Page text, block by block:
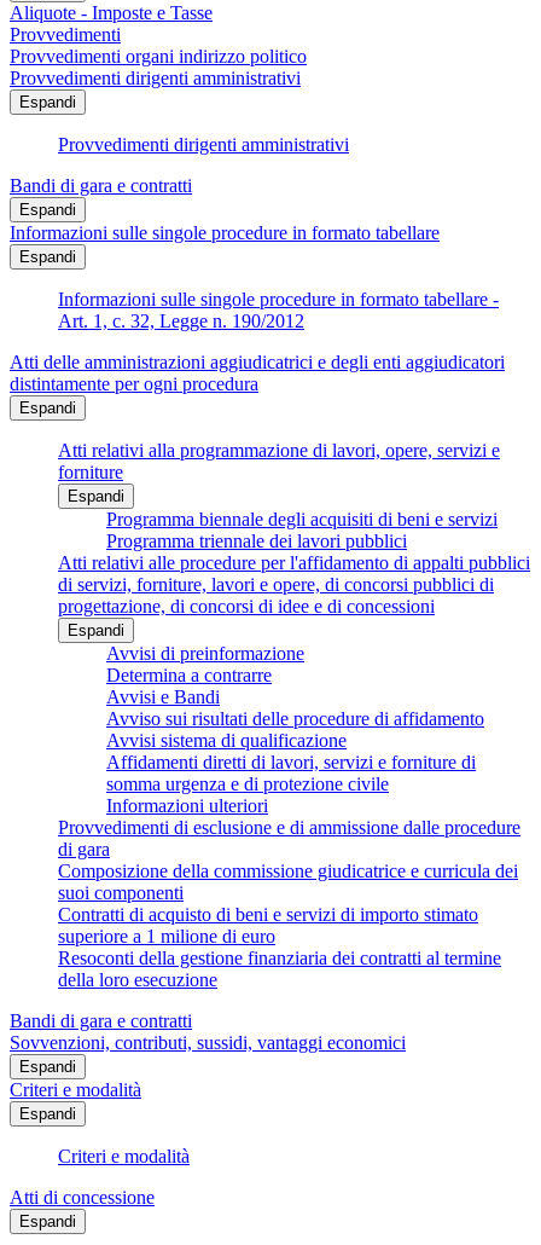
Aliquote - Imposte e Tasse
Provvedimenti
Provvedimenti organi indirizzo politico
Provvedimenti dirigenti amministrativi
Espandi
Provvedimenti dirigenti amministrativi
Bandi di gara e contratti
Espandi
Informazioni sulle singole procedure in formato tabellare
Espandi
Informazioni sulle singole procedure in formato tabellare -
Art. 1, c. 32, Legge n. 190/2012
Atti delle amministrazioni aggiudicatrici e degli enti aggiudicatori
distintamente per ogni procedura
Espandi
Atti relativi alla programmazione di lavori, opere, servizi e
forniture
Espandi
Programma biennale degli acquisiti di beni e servizi
Programma triennale dei lavori pubblici
Atti relativi alle procedure per l'affidamento di appalti pubblici
di servizi, forniture, lavori e opere, di concorsi pubblici di
progettazione, di concorsi di idee e di concessioni
Espandi
Avvisi di preinformazione
Determina a contrarre
Avvisi e Bandi
Avviso sui risultati delle procedure di affidamento
Avvisi sistema di qualificazione
Affidamenti diretti di lavori, servizi e forniture di
somma urgenza e di protezione civile
Informazioni ulteriori
Provvedimenti di esclusione e di ammissione dalle procedure
di gara
Composizione della commissione giudicatrice e curricula dei
suoi componenti
Contratti di acquisto di beni e servizi di importo stimato
superiore a 1 milione di euro
Resoconti della gestione finanziaria dei contratti al termine
della loro esecuzione
Bandi di gara e contratti
Sovvenzioni, contributi, sussidi, vantaggi economici
Espandi
Criteri e modalità
Espandi
Criteri e modalità
Atti di concessione
Espandi